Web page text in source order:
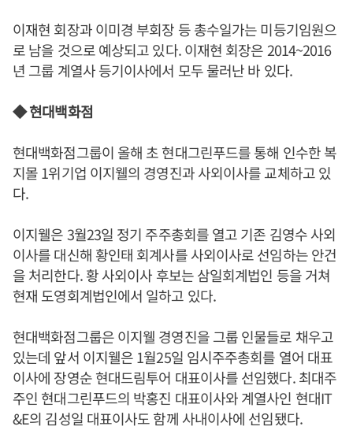
이재현 회장과 이미경 부회장 등 총수일가는 미등기임원으
로 남을 것으로 예상되고 있다. 이재현 회장은 2014~2016
년 그룹 계열사 등기이사에서 모두 물러난 바 있다.
◆ 현대백화점
현대백화점그룹이 올해 초 현대그린푸드를 통해 인수한 복
지몰 1위기업 이지웰의 경영진과 사외이사를 교체하고 있
다.
이지웰은 3월23일 정기 주주총회를 열고 기존 김영수 사외
이사를 대신해 황인태 회계사를 사외이사로 선임하는 안건
을 처리한다. 황 사외이사 후보는 삼일회계법인 등을 거쳐
현재 도영회계법인에서 일하고 있다.
현대백화점그룹은 이지웰 경영진을 그룹 인물들로 채우고
있는데 앞서 이지웰은 1월25일 임시주주총회를 열어 대표
이사에 장영순 현대드림투어 대표이사를 선임했다. 최대주
주인 현대그린푸드의 박홍진 대표이사와 계열사인 현대IT
&E의 김성일 대표이사도 함께 사내이사에 선임됐다.